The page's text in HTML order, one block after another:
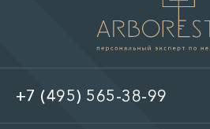
+7 (495) 565-38-99